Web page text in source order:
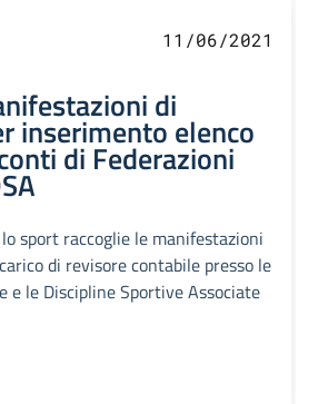
11/06/2021
di
inserimento elenco
di Federazioni
sport raccoglie le manifestazioni
di revisore contabile presso le
e le Discipline Sportive Associate